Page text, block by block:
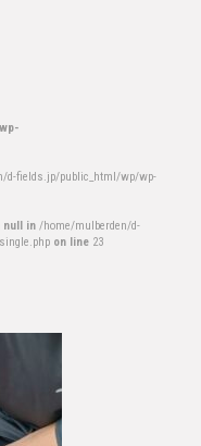
d-fields.jp/public_html/wp/wp-
null in /home/mulberden/d-
on line 23